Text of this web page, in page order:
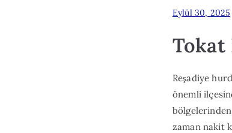
Eylül 30, 2025
Tokat
Reşadiye
önemli
bölgelerinden
zaman nakit